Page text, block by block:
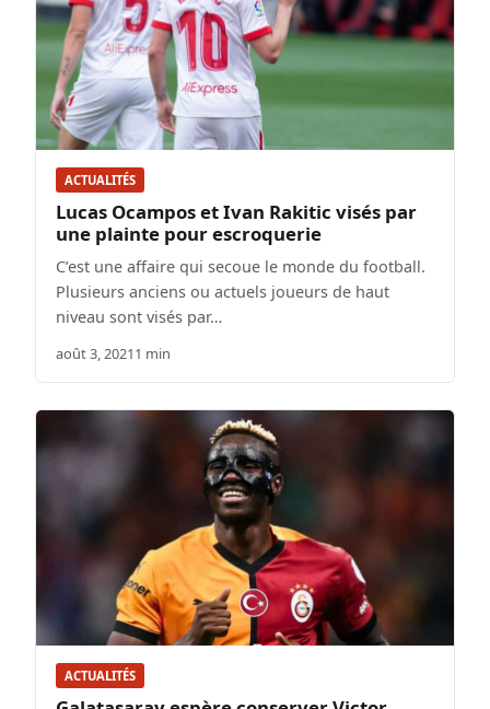
ACTUALITÉS
Lucas Ocampos et Ivan Rakitic visés par
une plainte pour escroquerie
C’est une affaire qui secoue le monde du football.
Plusieurs anciens ou actuels joueurs de haut
niveau sont visés par…
août 3, 20211 min
ACTUALITÉS